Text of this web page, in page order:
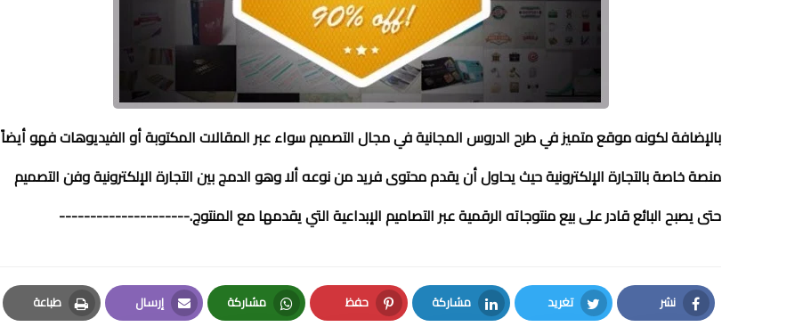
بالإضافة لكونه موقع متميز في طرح الدروس المجانية في مجال التصميم سواء عبر المقالات المكتوبة أو الفيديوهات فهو أيضاً
منصة خاصة بالتجارة الإلكترونية حيث يحاول أن يقدم محتوى فريد من نوعه ألا وهو الدمج بين التجارة الإلكترونية وفن التصميم
حتى يصبح البائع قادر على بيع منتوجاته الرقمية عبر التصاميم الإبداعية التي يقدمها مع المنتوج.---------------------
نشر
Facebook
تغريد
Twitter
مشاركة
LinkedIn
حفظ
Pinterest
مشاركة
Whatsapp
إرسال
Email
طباعة
Print